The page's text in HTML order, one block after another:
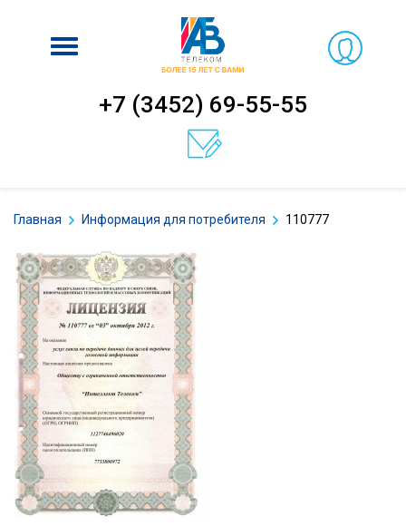
Включить
+7 (3452) 69-55-55
Главная Информация для потребителя 110777